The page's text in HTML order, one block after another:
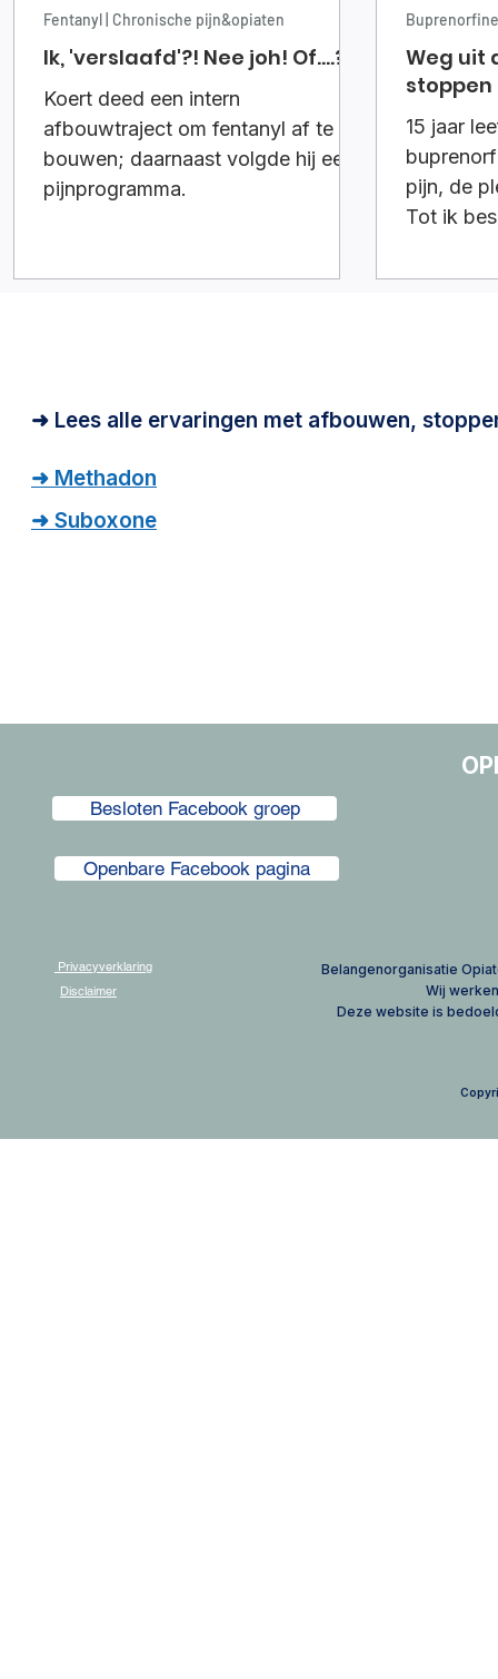
Ik, 'verslaafd'?! Nee joh! Of....?
Koert deed een intern
afbouwtraject om fentanyl af te
bouwen; daarnaast volgde hij een
pijnprogramma.
Fentanyl | Chronische pijn&opiaten
Weg uit
15 jaar
pijn, de
Tot ik
Buprenorfine
➜ Lees alle ervaringen met afbouwen,
➜ Methadon
➜ Suboxone
Besloten Facebook groep
Openbare Facebook pagina
Disclaimer
Privacyverklaring
​Belangenorganisatie
Wij
Deze website is